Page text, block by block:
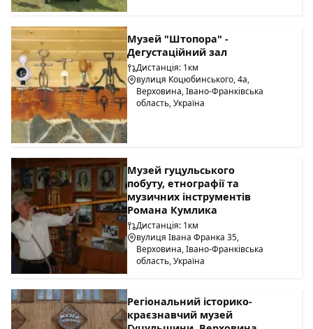
Музей "Штопора" -
Дегустаційний зал
Дистанція: 1км
вулиця Коцюбинського, 4а,
Верховина, Івано-Франківська
область, Україна
Музей гуцульського
побуту, етнографії та
музичних інструментів
Романа Кумлика
Дистанція: 1км
вулиця Івана Франка 35,
Верховина, Івано-Франківська
область, Україна
Регіональний історико-
краєзнавчий музей